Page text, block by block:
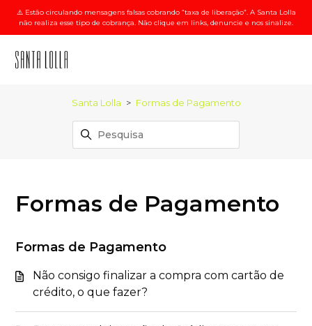
⚠️ Estão circulando mensagens falsas cobrando “taxa de liberação”. A Santa Lolla
não realiza esse tipo de cobrança. Não clique em links, denuncie e nos sinalize.
Santa Lolla Formas de Pagamento
Formas de Pagamento
Formas de Pagamento
Não consigo finalizar a compra com cartão de
crédito, o que fazer?